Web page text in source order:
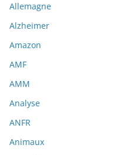
Allemagne
Alzheimer
Amazon
AMF
AMM
Analyse
ANFR
Animaux